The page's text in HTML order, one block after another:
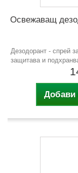
Освежаващ
Дезодорант - спрей
защитава и
Добави